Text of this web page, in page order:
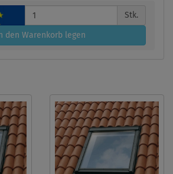
Stk.
den Warenkorb legen